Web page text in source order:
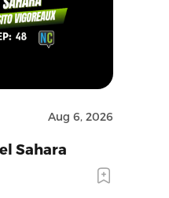
Aug 6, 2026
Sahara